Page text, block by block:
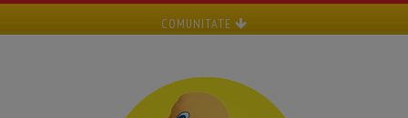
COMUNITATE